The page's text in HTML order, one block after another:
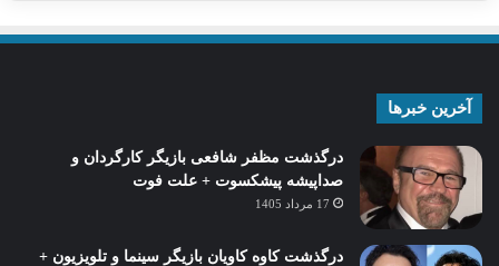
آخرین خبرها
درگذشت مظفر شافعی بازیگر کارگردان و
صداپیشه پیشکسوت + علت فوت
17 مرداد 1405
درگذشت کاوه کاویان بازیگر سینما و تلویزیون +